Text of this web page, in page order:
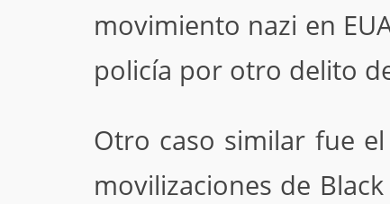
movimiento nazi en
policía por otro delito
Otro caso similar fue
movilizaciones de